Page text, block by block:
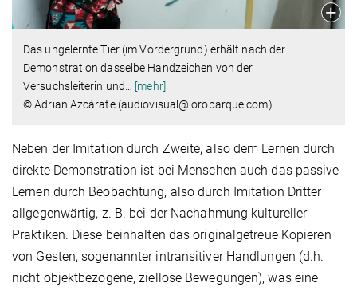
Das ungelernte Tier (im Vordergrund) erhält nach der
Demonstration dasselbe Handzeichen von der
Versuchsleiterin und
[mehr]
© Adrian Azcárate (audiovisual@loroparque.com) ​​​​​​​
Neben der Imitation durch Zweite, also dem Lernen durch
direkte Demonstration ist bei Menschen auch das passive
Lernen durch Beobachtung, also durch Imitation Dritter
allgegenwärtig, z. B. bei der Nachahmung kultureller
Praktiken. Diese beinhalten das originalgetreue Kopieren
von Gesten, sogenannter intransitiver Handlungen (d.h.
nicht objektbezogene, ziellose Bewegungen), was eine